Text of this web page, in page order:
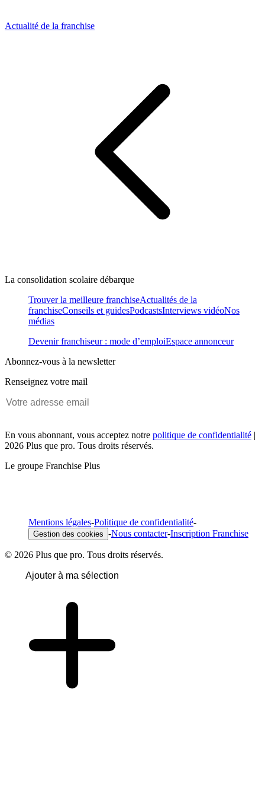
Actualité de la franchise
La consolidation scolaire débarque
Trouver la meilleure franchiseActualités de la
franchiseConseils et guidesPodcastsInterviews vidéoNos
médias
Devenir franchiseur : mode d’emploiEspace annonceur
Abonnez-vous à la newsletter
Renseignez votre mail
En vous abonnant, vous acceptez notre politique de confidentialité |
2026 Plus que pro. Tous droits réservés.
Le groupe Franchise Plus
Mentions légales-Politique de confidentialité-
Gestion des cookies -Nous contacter-Inscription Franchise
© 2026 Plus que pro. Tous droits réservés.
Ajouter à ma sélection